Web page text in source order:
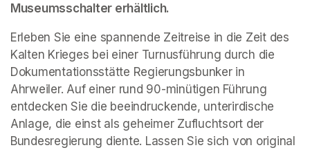
Museumsschalter erhältlich.
Erleben Sie eine spannende Zeitreise in die Zeit des
Kalten Krieges bei einer Turnusführung durch die
Dokumentationsstätte Regierungsbunker in
Ahrweiler. Auf einer rund 90-minütigen Führung
entdecken Sie die beeindruckende, unterirdische
Anlage, die einst als geheimer Zufluchtsort der
Bundesregierung diente. Lassen Sie sich von original